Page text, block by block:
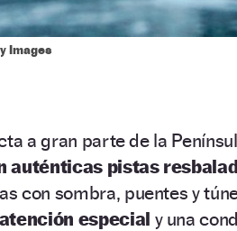
Images
a gran parte de la
auténticas pistas
con sombra, puentes y
atención especial y una